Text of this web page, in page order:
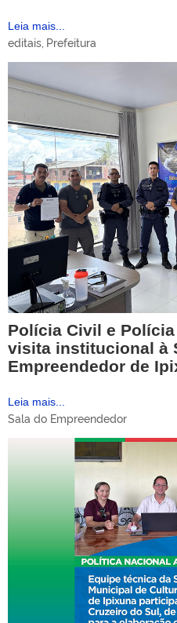
Leia mais...
editais Prefeitura
Polícia Civil e
visita institucional à
Empreendedor de
Leia mais...
Sala do Empreendedor